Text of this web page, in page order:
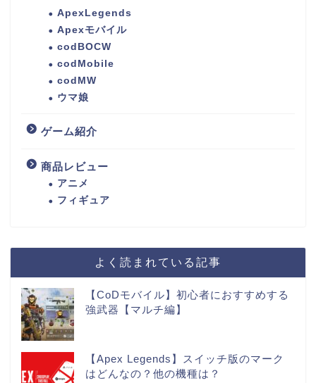
ApexLegends
Apexモバイル
codBOCW
codMobile
codMW
ウマ娘
ゲーム紹介
商品レビュー
アニメ
フィギュア
よく読まれている記事
【CoDモバイル】初心者におすすめする
強武器【マルチ編】
【Apex Legends】スイッチ版のマーク
はどんなの？他の機種は？